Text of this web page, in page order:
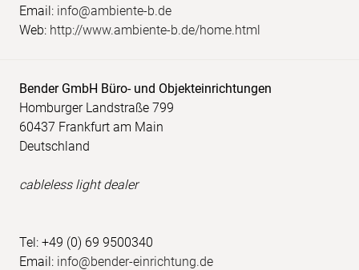
Email: info@ambiente-b.de
Web: http://www.ambiente-b.de/home.html
Bender GmbH Büro- und Objekteinrichtungen
Homburger Landstraße 799
60437 Frankfurt am Main
Deutschland
cableless light dealer
Tel: +49 (0) 69 9500340
Email: info@bender-einrichtung.de